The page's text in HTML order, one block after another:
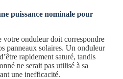
puissance nominale pour
votre onduleur doit correspondre
panneaux solaires. Un onduleur
rapidement saturé, tandis
ne serait pas utilisé à sa
une inefficacité.